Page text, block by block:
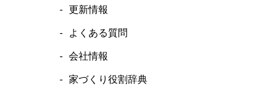
更新情報
よくある質問
会社情報
家づくり役割辞典